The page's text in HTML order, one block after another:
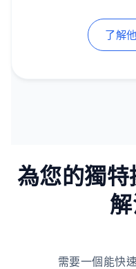
了解
為您的獨特
需要一個能快